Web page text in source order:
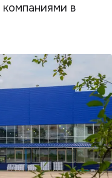
компаниями в